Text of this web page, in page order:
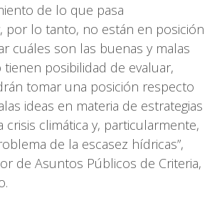
de lo que pasa
por lo tanto, no están en posición
cuáles son las buenas y malas
tienen posibilidad de evaluar,
tomar una posición respecto
ideas en materia de estrategias
crisis climática y, particularmente,
de la escasez hídricas”,
de Asuntos Públicos de Criteria,